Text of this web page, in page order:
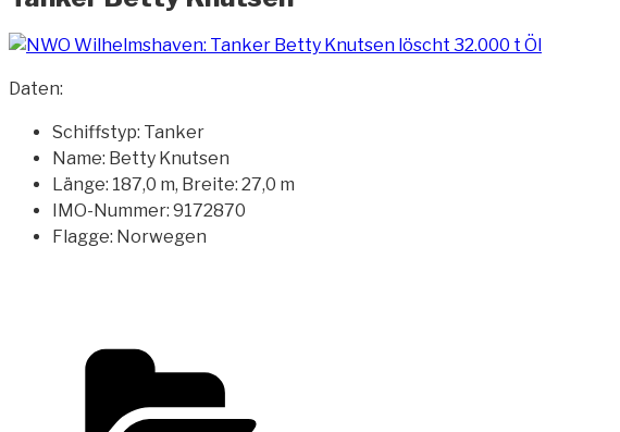
Daten:
Schiffstyp: Tanker
Name: Betty Knutsen
Länge: 187,0 m, Breite: 27,0 m
IMO-Nummer: 9172870
Flagge: Norwegen